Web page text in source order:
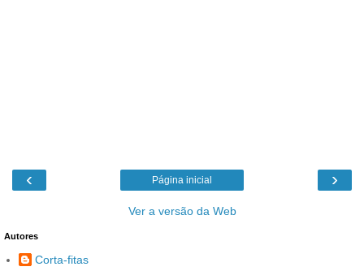
‹ ›
Página inicial
Ver a versão da Web
Autores
Corta-fitas